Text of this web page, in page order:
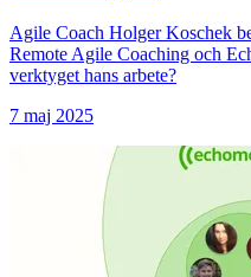
Agile Coach Holger Koschek
Remote Agile Coaching och
verktyget hans arbete?
7 maj 2025